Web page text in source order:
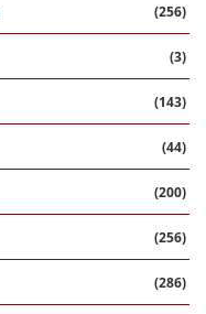
(256)
(3)
(143)
(44)
(200)
(256)
(286)